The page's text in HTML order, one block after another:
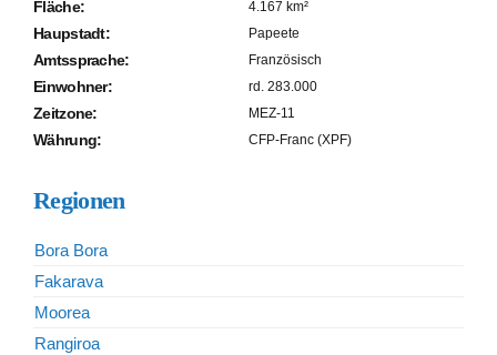
Fläche: 4.167 km²
Haupstadt: Papeete
Amtssprache: Französisch
Einwohner: rd. 283.000
Zeitzone: MEZ-11
Währung: CFP-Franc (XPF)
Regionen
Bora Bora
Fakarava
Moorea
Rangiroa